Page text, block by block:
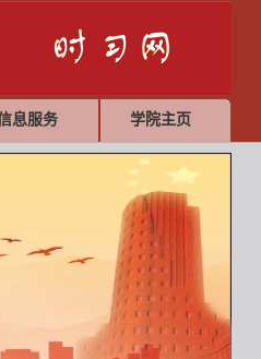
息服务 学院主页